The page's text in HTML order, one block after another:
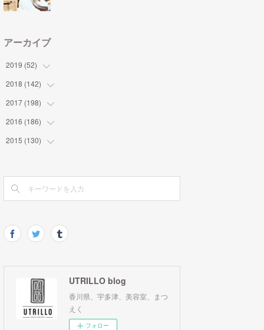
アーカイブ
2019 (52)
(1)
(2)
(2)
(7)
(6)
(
2018 (142)
(4)
(9)
(10
(17)
(
(9)
(7)
(15)
(21)
2017 (198)
(10
(19
(11)
(
(18)
(23)
(21)
(16)
2016 (186)
(9)
(27)
(
(24)
(14)
(13)
(22)
2015 (130)
(22)
(
(7)
(19)
(20)
(8)
UTRILLO blog
香川県、宇多津、美容室、まつ
えく
フォロー